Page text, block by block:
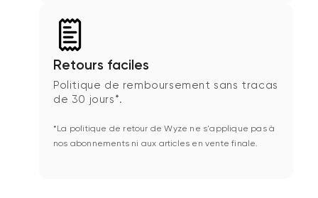
Retours faciles
Politique de remboursement sans tracas
de 30 jours*.
*La politique de retour de Wyze ne s'applique pas à
nos abonnements ni aux articles en vente finale.